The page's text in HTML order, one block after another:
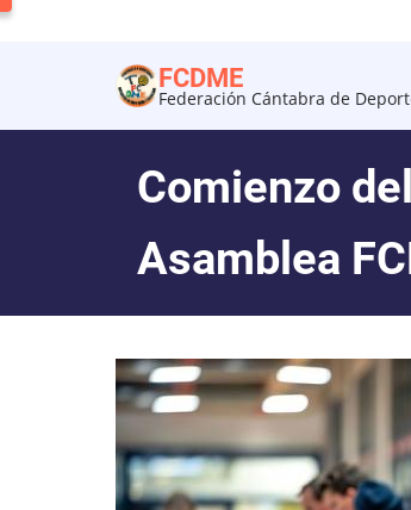
contenido
principal
FCDME
Federación Cántabra de
Comienzo
Asamblea